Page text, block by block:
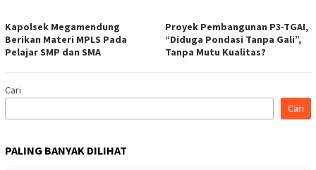
Kapolsek Megamendung
Berikan Materi MPLS Pada
Pelajar SMP dan SMA
Proyek Pembangunan P3-TGAI,
“Diduga Pondasi Tanpa Gali”,
Tanpa Mutu Kualitas?
Cari
Cari
PALING BANYAK DILIHAT